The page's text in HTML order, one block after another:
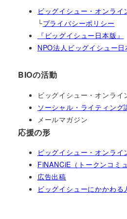
ビッグイシュー・オンライ
└プライバシーポリシー
『ビッグイシュー日本版』
NPO法人ビッグイシュー日
BIOの活動
ビッグイシュー・オンライ
ソーシャル・ライティング
メールマガジン
応援の形
ビッグイシュー・オンライ
FiNANCiE（トークンコミ
広告出稿
ビッグイシューにかかわる